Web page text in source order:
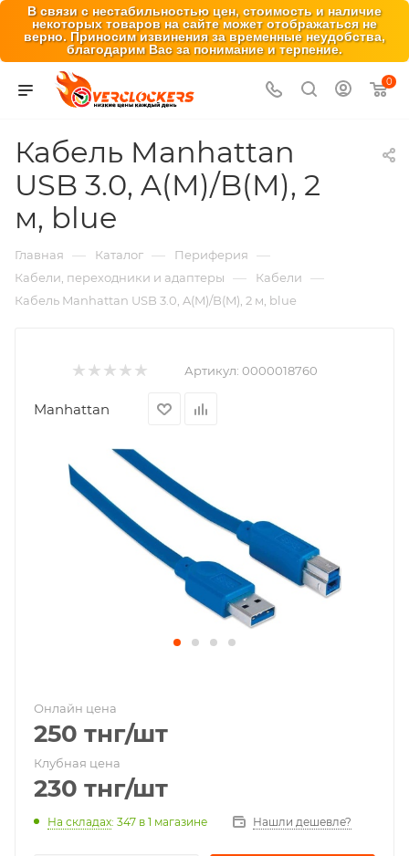
В связи с нестабильностью цен, стоимость и наличие
некоторых товаров на сайте может отображаться не
верно. Приносим извинения за временные неудобства,
благодарим Вас за понимание и терпение.
0
Кабель Manhattan
USB 3.0, A(M)/B(M), 2
м, blue
Главная — Каталог — Периферия —
Кабели, переходники и адаптеры — Кабели —
Кабель Manhattan USB 3.0, A(M)/B(M), 2 м, blue
Артикул: 0000018760
Manhattan
Онлайн цена
250 тнг/шт
Клубная цена
230 тнг/шт
На складах: 347 в 1 магазине Нашли дешевле?